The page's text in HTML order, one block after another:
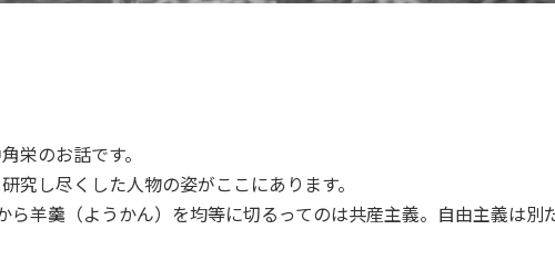
栄のお話です。
究し尽くした人物の姿がここにあります。
ら羊羹（ようかん）を均等に切るってのは共産主義。自由主義は